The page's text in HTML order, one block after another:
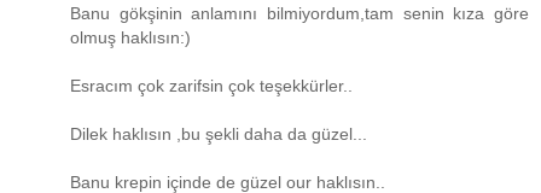
Banu gökşinin anlamını bilmiyordum,tam senin kıza göre
olmuş haklısın:)
Esracım çok zarifsin çok teşekkürler..
Dilek haklısın ,bu şekli daha da güzel...
Banu krepin içinde de güzel our haklısın..